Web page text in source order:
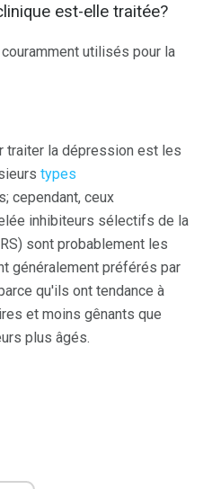
est-elle traitée?
utilisés pour la
traiter la dépression est les
types
cependant, ceux
inhibiteurs sélectifs de la
sont probablement les
généralement préférés par
qu'ils ont tendance à
et moins gênants que
plus âgés.